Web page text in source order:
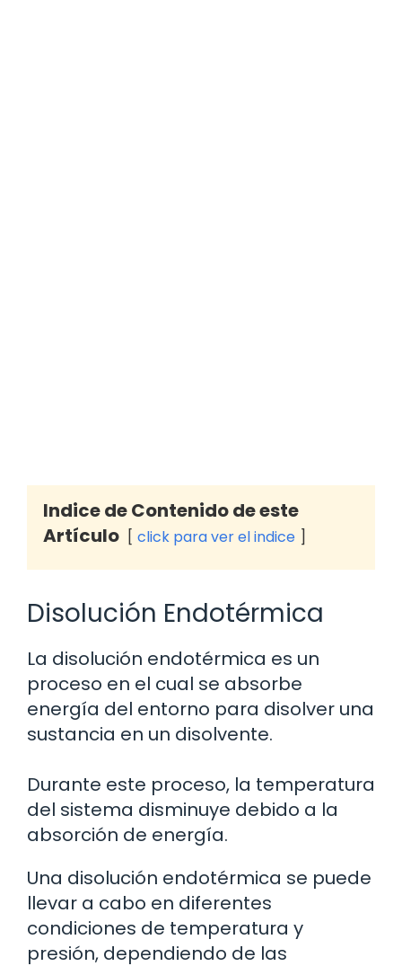
Indice de Contenido de este
Artículo
click para ver el indice
Disolución Endotérmica
La disolución endotérmica es un
proceso en el cual se absorbe
energía del entorno para disolver una
sustancia en un disolvente.
Durante este proceso, la temperatura
del sistema disminuye debido a la
absorción de energía.
Una disolución endotérmica se puede
llevar a cabo en diferentes
condiciones de temperatura y
presión, dependiendo de las